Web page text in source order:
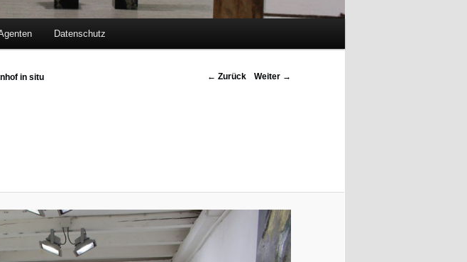
Datenschutz
Bilder-Navigation
← Zurück Weiter →
in situ